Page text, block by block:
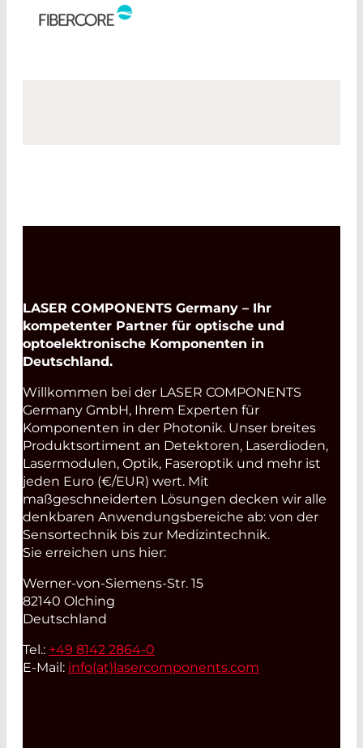
LASER COMPONENTS Germany – Ihr
kompetenter Partner für optische und
optoelektronische Komponenten in
Deutschland.
Willkommen bei der LASER COMPONENTS
Germany GmbH, Ihrem Experten für
Komponenten in der Photonik. Unser breites
Produktsortiment an Detektoren, Laserdioden,
Lasermodulen, Optik, Faseroptik und mehr ist
jeden Euro (€/EUR) wert. Mit
maßgeschneiderten Lösungen decken wir alle
denkbaren Anwendungsbereiche ab: von der
Sensortechnik bis zur Medizintechnik.
Sie erreichen uns hier:
Werner-von-Siemens-Str. 15
82140 Olching
Deutschland
Tel.: +49 8142 2864-0
E-Mail: info(at)lasercomponents.com